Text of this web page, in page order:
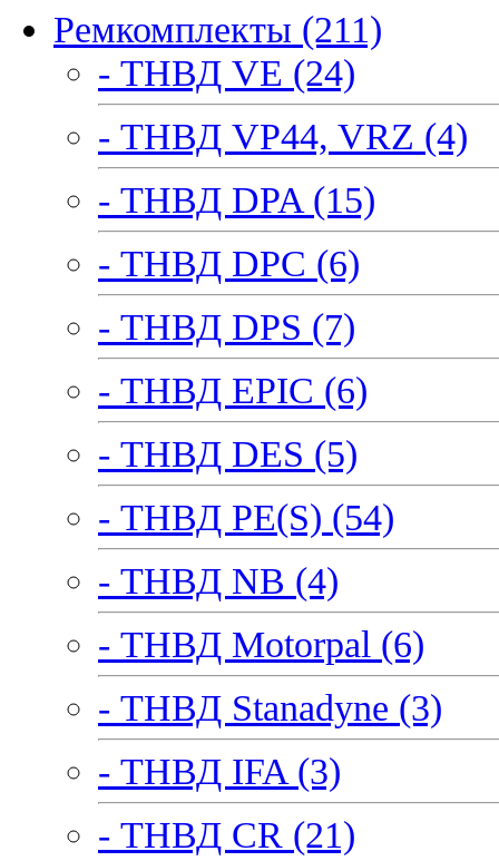
Ремкомплекты (211)
- ТНВД VE (24)
- ТНВД VP44, VRZ (4)
- ТНВД DPA (15)
- ТНВД DPC (6)
- ТНВД DPS (7)
- ТНВД EPIC (6)
- ТНВД DES (5)
- ТНВД PE(S) (54)
- ТНВД NB (4)
- ТНВД Motorpal (6)
- ТНВД Stanadyne (3)
- ТНВД IFA (3)
- ТНВД CR (21)